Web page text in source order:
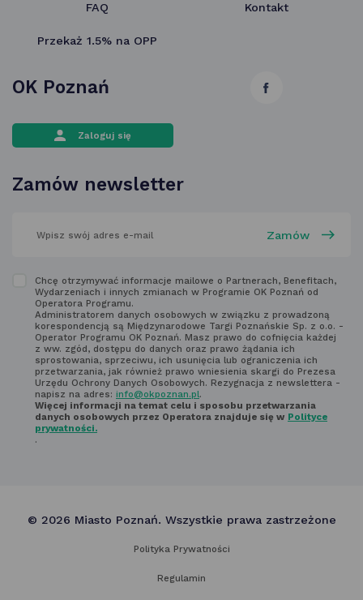
FAQ Kontakt
Przekaż 1.5% na OPP
link
OK Poznań
Zaloguj się
Zamów newsletter
poniżej
Zapoznaj
z regulaminem
newsletter'a
Chcę otrzymywać informacje mailowe o Partnerach, Benefitach,
Wydarzeniach i innych zmianach w Programie OK Poznań od
Operatora Programu.
Administratorem danych osobowych w związku z prowadzoną
korespondencją są Międzynarodowe Targi Poznańskie Sp. z o.o. -
Operator Programu OK Poznań. Masz prawo do cofnięcia każdej
z ww. zgód, dostępu do danych oraz prawo żądania ich
sprostowania, sprzeciwu, ich usunięcia lub ograniczenia ich
przetwarzania, jak również prawo wniesienia skargi do Prezesa
Urzędu Ochrony Danych Osobowych. Rezygnacja z newslettera -
napisz na adres: info@okpoznan.pl.
Więcej informacji na temat celu i sposobu przetwarzania
danych osobowych przez Operatora znajduje się w Polityce
prywatności.
.
© 2026 Miasto Poznań. Wszystkie prawa zastrzeżone
Polityka Prywatności
Regulamin